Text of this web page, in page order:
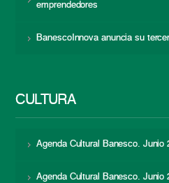
emprendedores
BanescoInnova anuncia su
CULTURA
Agenda Cultural Banesco. Junio
Agenda Cultural Banesco. Junio